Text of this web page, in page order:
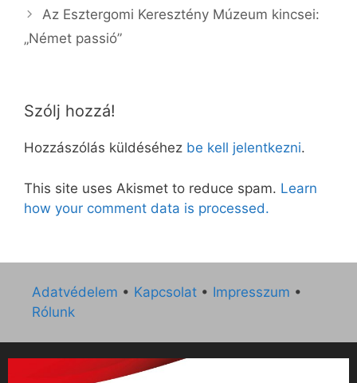
Az Esztergomi Keresztény Múzeum kincsei:
„Német passió”
Szólj hozzá!
Hozzászólás küldéséhez be kell jelentkezni.
This site uses Akismet to reduce spam. Learn
how your comment data is processed.
Adatvédelem • Kapcsolat • Impresszum •
Rólunk